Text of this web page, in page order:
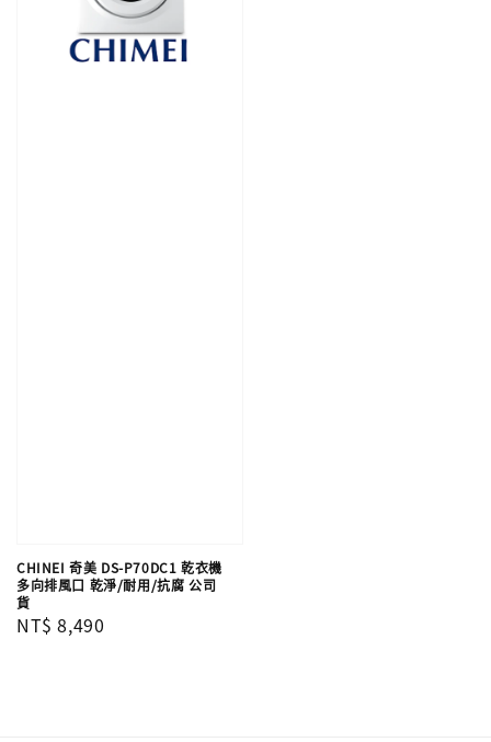
CHINEI 奇美 DS-P70DC1 乾衣機
多向排風口 乾淨/耐用/抗腐 公司
貨
Regular
NT$ 8,490